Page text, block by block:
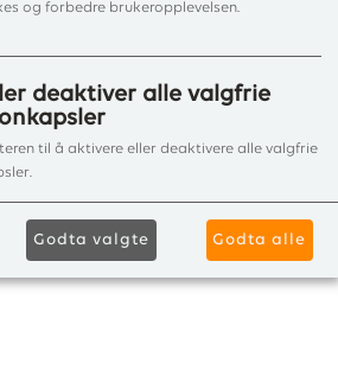
og forbedre brukeropplevelsen.
deaktiver alle valgfrie
til å aktivere eller deaktivere alle valgfrie
Godta valgte Godta alle